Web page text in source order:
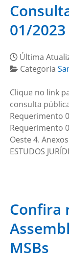
01/2023
Última
Categoria
Clique no link
consulta
Requerimento
Requerimento
Oeste 4.
ESTUDOS
Confira
MSBs